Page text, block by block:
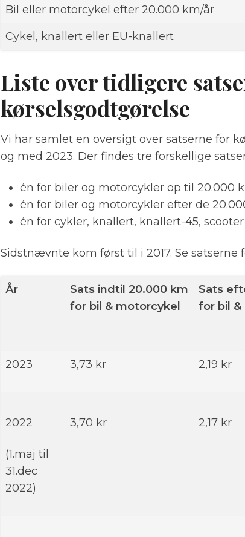
Bil eller motorcykel efter 20.000 km/år
Cykel, knallert eller EU-knallert
Liste over tidligere
kørselsgodtgørelse
Vi har samlet en oversigt over satserne for
og med 2023. Der findes tre forskellige
én for biler og motorcykler op til 20.000
én for biler og motorcykler efter de
én for cykler, knallert, knallert-45,
Sidstnævnte kom først til i 2017. Se
År
Sats indtil 20.000 km
for bil & motorcykel
Sats
for bil &
2023 3,73 kr 2,19 kr
2022
(1.maj til
31.dec
2022)
3,70 kr 2,17 kr